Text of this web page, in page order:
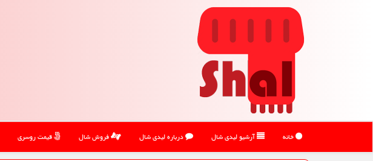
خانه آرشیو لیدی شال درباره لیدی شال فروش شال قیمت روسری